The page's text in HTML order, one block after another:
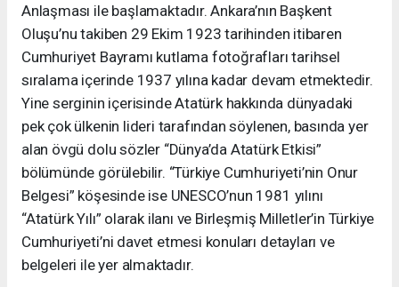
Anlaşması ile başlamaktadır. Ankara’nın Başkent
Oluşu’nu takiben 29 Ekim 1923 tarihinden itibaren
Cumhuriyet Bayramı kutlama fotoğrafları tarihsel
sıralama içerinde 1937 yılına kadar devam etmektedir.
Yine serginin içerisinde Atatürk hakkında dünyadaki
pek çok ülkenin lideri tarafından söylenen, basında yer
alan övgü dolu sözler “Dünya’da Atatürk Etkisi”
bölümünde görülebilir. “Türkiye Cumhuriyeti’nin Onur
Belgesi” köşesinde ise UNESCO’nun 1981 yılını
“Atatürk Yılı” olarak ilanı ve Birleşmiş Milletler’in Türkiye
Cumhuriyeti’ni davet etmesi konuları detayları ve
belgeleri ile yer almaktadır.